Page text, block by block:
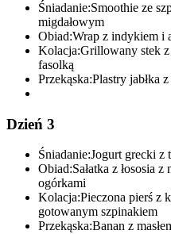
Śniadanie:Smoothie ze
migdałowym
Obiad:Wrap z indykiem i
Kolacja:Grillowany stek z
fasolką
Przekąska:Plastry jabłka
Dzień 3
Śniadanie:Jogurt grecki z
Obiad:Sałatka z łososia
ogórkami
Kolacja:Pieczona pierś z
gotowanym szpinakiem
Przekąska:Banan z